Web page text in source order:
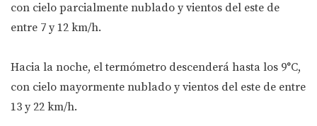
con cielo parcialmente nublado y vientos del este de
entre 7 y 12 km/h.
Hacia la noche, el termómetro descenderá hasta los 9°C,
con cielo mayormente nublado y vientos del este de entre
13 y 22 km/h.